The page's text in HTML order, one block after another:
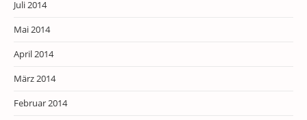
Juli 2014
Mai 2014
April 2014
März 2014
Februar 2014